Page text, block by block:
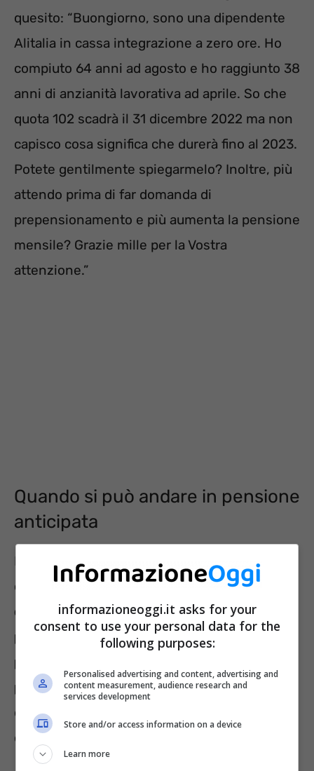
quesito: “Buongiorno, sono una dipendente
Alitalia in cassa integrazione a zero ore. Ho
compiuto 64 anni ad agosto e ho raggiunto 38
anni di anzianità lavorativa ad aprile. So che
quota 102 scadrà il 31 dicembre 2022 ma non
capisco cosa significa che durerà fino al 2023.
Potete gentilmente spiegarmelo? Inoltre, più
attendo prima di far domanda di
prepensionamento e più aumenta la pensione
mensile? Grazie mille per la Vostra
attenzione.”
Quando si può andare in pensione
anticipata
Dopo aver maturato i requisiti, i lavoratori
conseguono il diritto alla decorrenzain modo
diverso a seconda del datore di lavoro, se
pubblico oppure privato, e dell’ente
previdenziale che andrà a versare la
pensione mensilmente.Per poter accedere a
quota 102 è richiesta la cessazione
dell’attività lavorativa da dipendente.
informazioneoggi.it asks for your
consent to use your personal data for the
following purposes:
Personalised advertising and content, advertising and
content measurement, audience research and
services development
Store and/or access information on a device
Learn more